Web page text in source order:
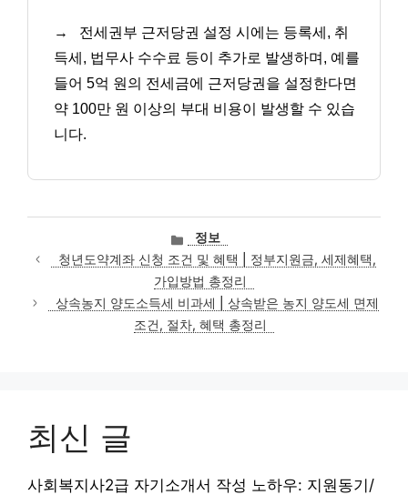
→
전세권부 근저당권 설정 시에는 등록세, 취
득세, 법무사 수수료 등이 추가로 발생하며, 예를
들어 5억 원의 전세금에 근저당권을 설정한다면
약 100만 원 이상의 부대 비용이 발생할 수 있습
니다.
카
테
고
리
정보
청년도약계좌 신청 조건 및 혜택 | 정부지원금, 세제혜택,
가입방법 총정리
상속농지 양도소득세 비과세 | 상속받은 농지 양도세 면제
조건, 절차, 혜택 총정리
최신 글
사회복지사2급 자기소개서 작성 노하우: 지원동기/